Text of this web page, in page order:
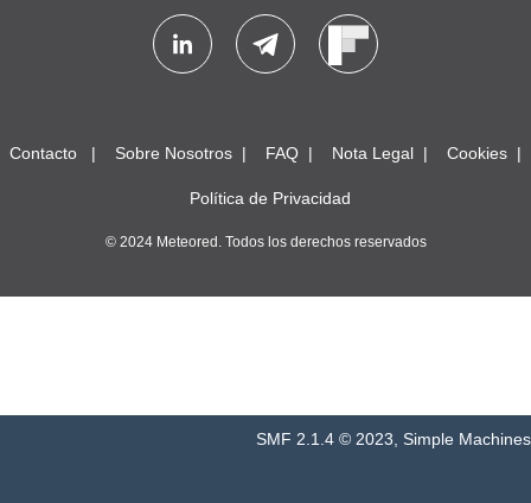
Contacto Sobre Nosotros FAQ Nota Legal Cookies
Política de Privacidad
© 2024 Meteored. Todos los derechos reservados
SMF 2.1.4 © 2023 Simple Machines